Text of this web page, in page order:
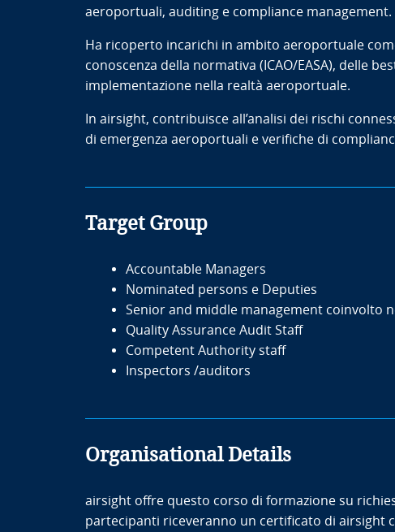
aeroportuali, auditing e compliance
Ha ricoperto incarichi in ambito aeroportuale
conoscenza della normativa (ICAO/EASA), delle
implementazione nella realtà aeroportuale.
In airsight, contribuisce all’analisi dei rischi
di emergenza aeroportuali e verifiche di
Target Group
Accountable Managers
Nominated persons e Deputies
Senior and middle management coinvolto
Quality Assurance Audit Staff
Competent Authority staff
Inspectors /auditors
Organisational Details
airsight offre questo corso di formazione su
partecipanti riceveranno un certificato di airsight